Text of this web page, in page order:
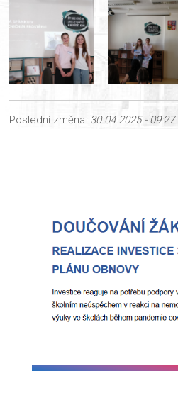
Poslední změna: 30.04.2025 - 09:27